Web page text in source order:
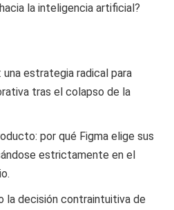
la inteligencia artificial?
una estrategia radical para
tras el colapso de la
por qué Figma elige sus
estrictamente en el
la decisión contraintuitiva de